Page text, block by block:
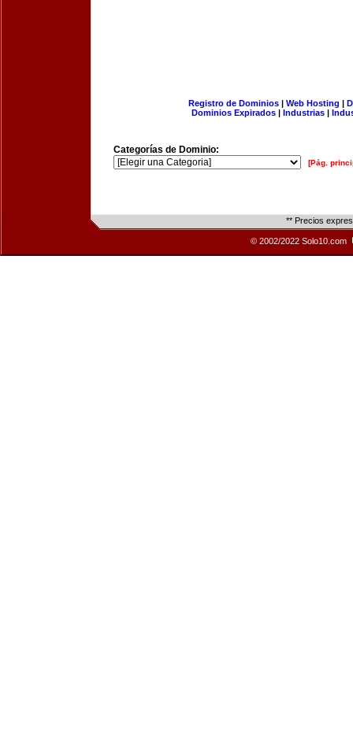
Registro de Dominios| Web Hosting |
Dominios Expirados | Industrias |
Categorías de Dominio:
[Pág.
** Precios
© 2002/2022 Solo10.com